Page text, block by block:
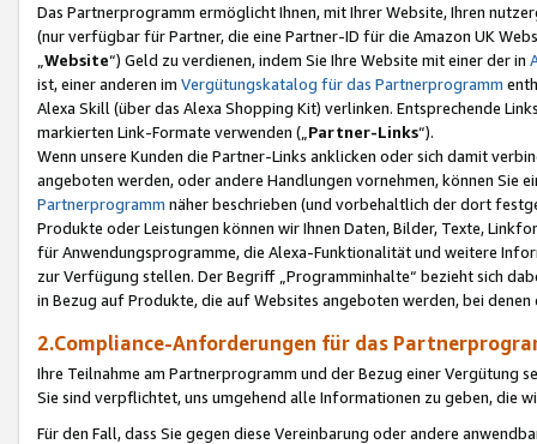
Das Partnerprogramm ermöglicht Ihnen, mit Ihrer Website, Ihren
(nur verfügbar für Partner, die eine Partner-ID für die Amazon UK
Website“) Geld zu verdienen, indem Sie Ihre Website mit einer der in
ist, einer anderen im Vergütungskatalog für das Partnerprogramm
Alexa Skill (über das Alexa Shopping Kit) verlinken. Entsprechende
markierten Link-Formate verwenden („ Partner-Links“).
Wenn unsere Kunden die Partner-Links anklicken oder sich damit
angeboten werden, oder andere Handlungen vornehmen, können Sie
Partnerprogramm näher beschrieben (und vorbehaltlich der dort
Produkte oder Leistungen können wir Ihnen Daten, Bilder, Texte,
für Anwendungsprogramme, die Alexa-Funktionalität und weitere
zur Verfügung stellen. Der Begriff „Programminhalte“ bezieht sich
in Bezug auf Produkte, die auf Websites angeboten werden, bei
2.Compliance-Anforderungen für das
Ihre Teilnahme am Partnerprogramm und der Bezug einer Vergütung
Sie sind verpflichtet, uns umgehend alle Informationen zu geben, die
Für den Fall, dass Sie gegen diese Vereinbarung oder andere